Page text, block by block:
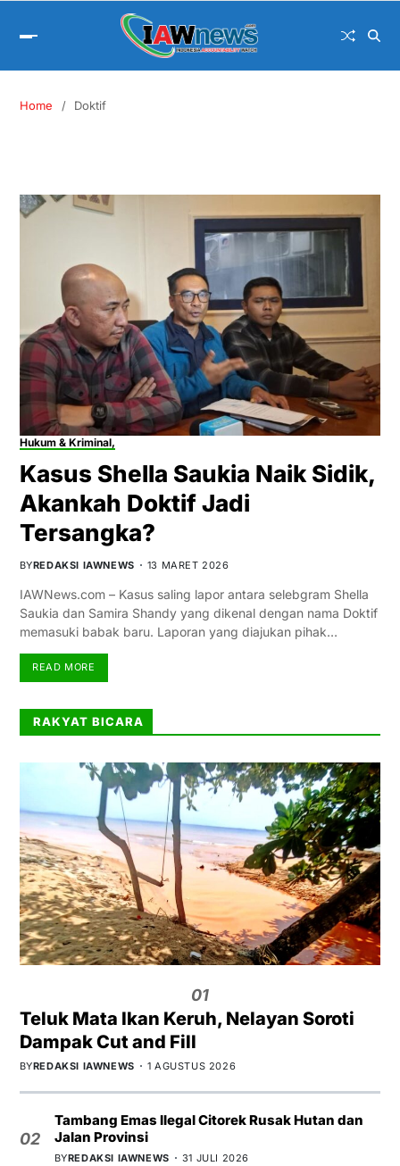
Home Doktif
Hukum & Kriminal,
Kasus Shella Saukia Naik Sidik,
Akankah Doktif Jadi
Tersangka?
BYREDAKSI IAWNEWS 13 MARET 2026
IAWNews.com – Kasus saling lapor antara selebgram Shella
Saukia dan Samira Shandy yang dikenal dengan nama Doktif
memasuki babak baru. Laporan yang diajukan pihak…
READ MORE
RAKYAT BICARA
01
Teluk Mata Ikan Keruh, Nelayan Soroti
Dampak Cut and Fill
BYREDAKSI IAWNEWS 1 AGUSTUS 2026
02
Tambang Emas Ilegal Citorek Rusak Hutan dan
Jalan Provinsi
BYREDAKSI IAWNEWS 31 JULI 2026